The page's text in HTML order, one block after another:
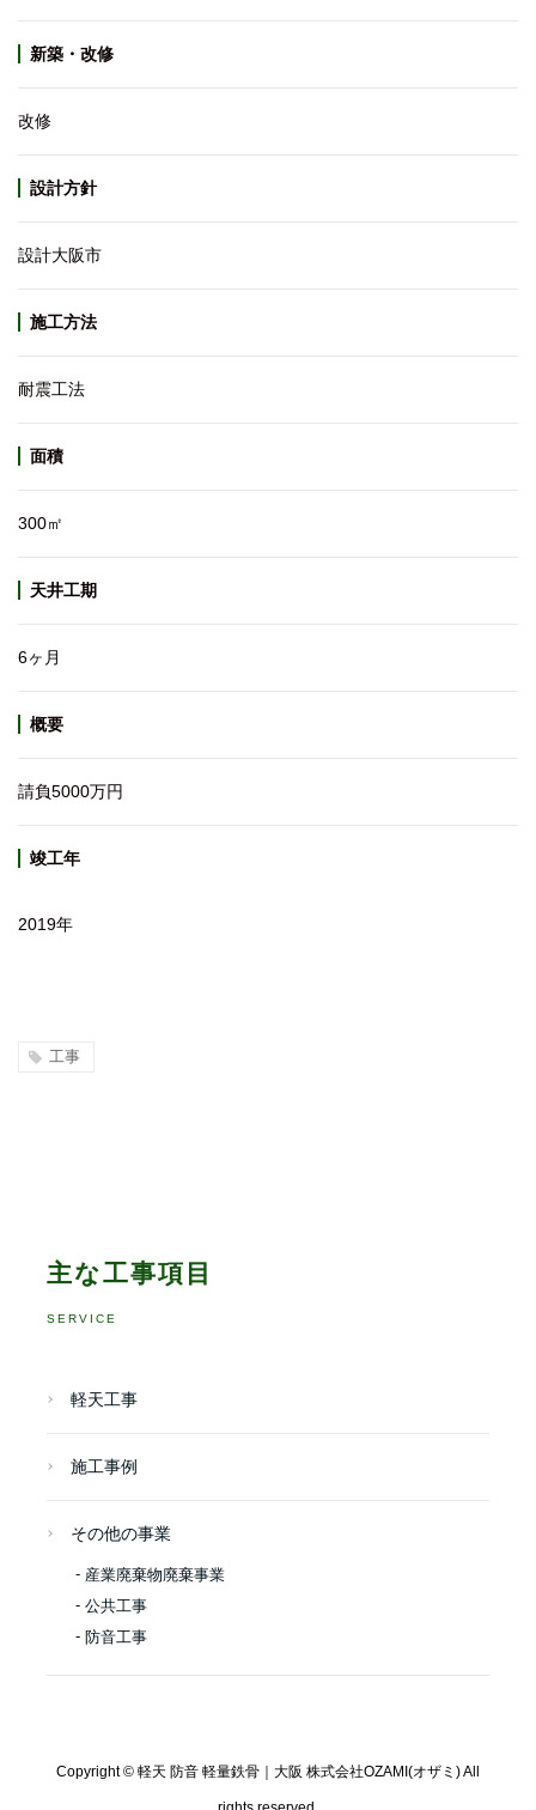
新築・改修
改修
設計方針
設計大阪市
施工方法
耐震工法
面積
300㎡
天井工期
6ヶ月
概要
請負5000万円
竣工年
2019年
工事
主な工事項目
SERVICE
軽天工事
施工事例
その他の事業
産業廃棄物廃棄事業
公共工事
防音工事
Copyright © 軽天 防音 軽量鉄骨｜大阪 株式会社OZAMI(オザミ)All